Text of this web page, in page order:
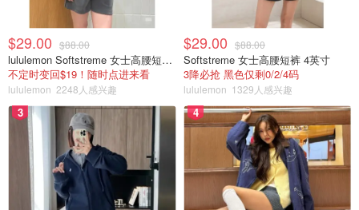
$29.00 $88.00
lululemon Softstreme 女士高腰短裤 10cm
不定时变回$19！随时点进来看
lululemon 2248人感兴趣
$29.00 $88.00
Softstreme 女士高腰短裤 4英寸
3降必抢 黑色仅剩0/2/4码
lululemon 1329人感兴趣
3 4